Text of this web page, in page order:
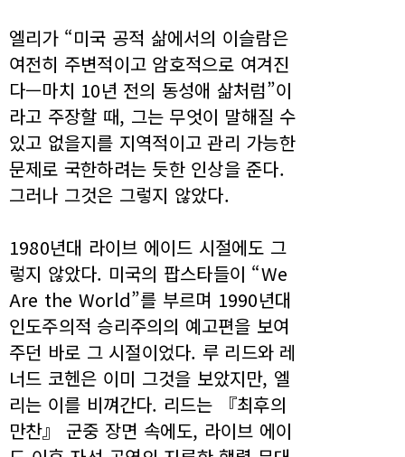
엘리가 “미국 공적 삶에서의 이슬람은
여전히 주변적이고 암호적으로 여겨진
다—마치 10년 전의 동성애 삶처럼”이
라고 주장할 때, 그는 무엇이 말해질 수
있고 없을지를 지역적이고 관리 가능한
문제로 국한하려는 듯한 인상을 준다.
그러나 그것은 그렇지 않았다.
1980년대 라이브 에이드 시절에도 그
렇지 않았다. 미국의 팝스타들이 “We
Are the World”를 부르며 1990년대
인도주의적 승리주의의 예고편을 보여
주던 바로 그 시절이었다. 루 리드와 레
너드 코헨은 이미 그것을 보았지만, 엘
리는 이를 비껴간다. 리드는 『최후의
만찬』 군중 장면 속에도, 라이브 에이